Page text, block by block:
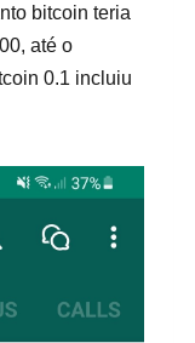
bitcoin teria
até o
0.1 incluiu